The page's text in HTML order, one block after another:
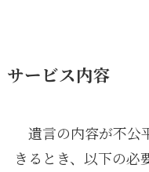
サービス内容
遺言の内容が不公
きるとき、以下の必